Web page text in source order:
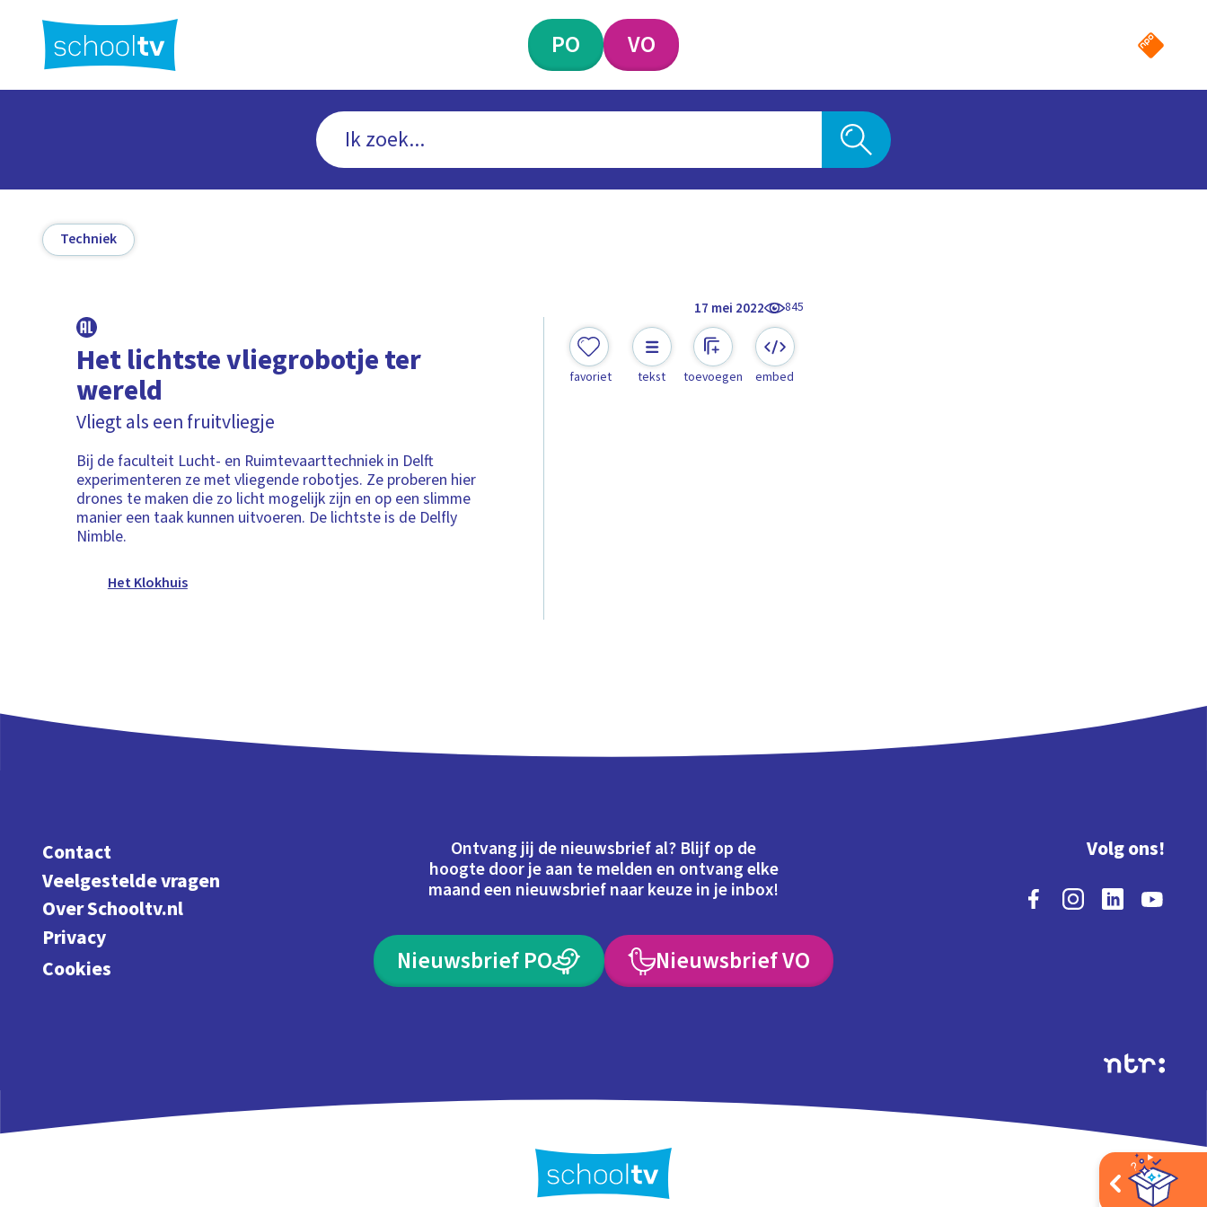
hoofdinhoud
PO VO
Techniek
17 mei 2022 845
Het lichtste vliegrobotje ter
wereld
Vliegt als een fruitvliegje
Bij de faculteit Lucht- en Ruimtevaarttechniek in Delft
experimenteren ze met vliegende robotjes. Ze proberen hier
drones te maken die zo licht mogelijk zijn en op een slimme
manier een taak kunnen uitvoeren. De lichtste is de Delfly
Nimble.
Het Klokhuis
favoriet tekst toevoegen embed
Contact
Veelgestelde vragen
Over Schooltv.nl
Privacy
Cookies
Ontvang jij de nieuwsbrief al? Blijf op de
hoogte door je aan te melden en ontvang elke
maand een nieuwsbrief naar keuze in je inbox!
Nieuwsbrief PO Nieuwsbrief VO
Volg ons!
Extra's